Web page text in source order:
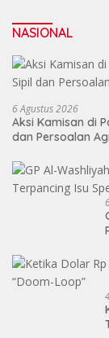
NASIONAL
6 Agustus 2026
Aksi Kamisan di
dan Persoalan